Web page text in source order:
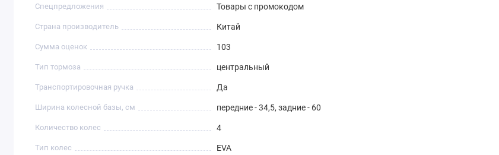
Спецпредложения Товары с промокодом
Страна производитель Китай
Сумма оценок 103
Тип тормоза центральный
Транспортировочная ручка Да
Ширина колесной базы, см передние - 34,5, задние - 60
Количество колес 4
Тип колес EVA